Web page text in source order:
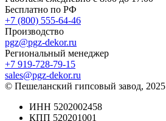
Бесплатно по РФ
+7 (800) 555-64-46
Производство
pgz@pgz-dekor.ru
Региональный менеджер
+7 919-728-79-15
sales@pgz-dekor.ru
© Пешеланский гипсовый завод, 2025
ИНН 5202002458
КПП 520201001